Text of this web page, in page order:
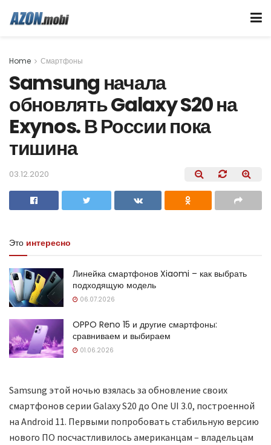
Home Смартфоны
Samsung начала
обновлять Galaxy S20 на
Exynos. В России пока
тишина
03.12.2020
Это интересно
Линейка смартфонов Xiaomi – как выбрать
подходящую модель
06.07.2026
OPPO Reno 15 и другие смартфоны:
сравниваем и выбираем
01.06.2026
Samsung этой ночью взялась за обновление своих
смартфонов серии Galaxy S20 до One UI 3.0, построенной
на Android 11. Первыми попробовать стабильную версию
нового ПО посчастливилось американцам – владельцам